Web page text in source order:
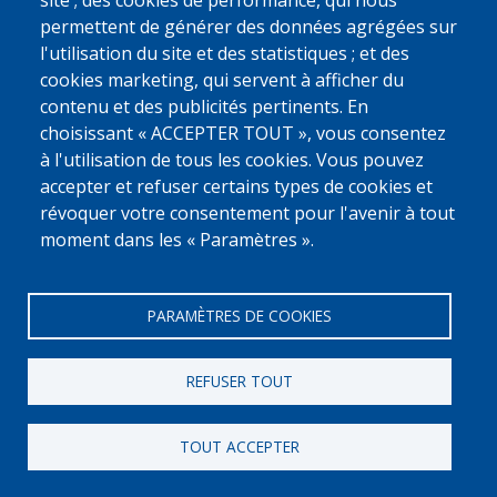
Déclaration relative aux cookies
Vie privée, copyright et disclaimer
Cookie Settings
permettent de générer des données agrégées sur
l'utilisation du site et des statistiques ; et des
cookies marketing, qui servent à afficher du
contenu et des publicités pertinents. En
choisissant « ACCEPTER TOUT », vous consentez
à l'utilisation de tous les cookies. Vous pouvez
accepter et refuser certains types de cookies et
révoquer votre consentement pour l'avenir à tout
moment dans les « Paramètres ».
PARAMÈTRES DE COOKIES
REFUSER TOUT
TOUT ACCEPTER
Fedasil © 2026